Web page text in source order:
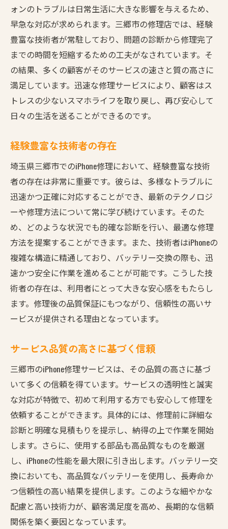
ォンのトラブルは日常生活に大きな影響を与えるため、
早急な対応が求められます。三郷市の修理店では、経験
豊富な技術者が常駐しており、問題の診断から修理完了
までの時間を短縮するための工夫がなされています。そ
の結果、多くの顧客がそのサービスの速さと質の高さに
満足しています。迅速な修理サービスにより、顧客はス
トレスの少ないスマホライフを取り戻し、再び安心して
日々の生活を送ることができるのです。
経験豊富な技術者の存在
埼玉県三郷市でのiPhone修理において、経験豊富な技術
者の存在は非常に重要です。彼らは、多様なトラブルに
迅速かつ正確に対応することができ、最新のテクノロジ
ーや修理方法について常に学び続けています。そのた
め、どのような状況でも的確な診断を行い、最適な修理
方法を提案することができます。また、技術者はiPhoneの
複雑な構造に精通しており、バッテリー交換の際も、迅
速かつ安全に作業を進めることが可能です。こうした技
術者の存在は、利用者にとって大きな安心感をもたらし
ます。修理後の品質保証にもつながり、信頼性の高いサ
ービスが提供される理由となっています。
サービス品質の高さに基づく信頼
三郷市のiPhone修理サービスは、その品質の高さに基づ
いて多くの信頼を得ています。サービスの透明性と誠実
な対応が特徴で、初めて利用する方でも安心して修理を
依頼することができます。具体的には、修理前に詳細な
診断と明確な見積もりを提示し、納得の上で作業を開始
します。さらに、使用する部品も高品質なものを厳選
し、iPhoneの性能を最大限に引き出します。バッテリー交
換においても、高品質なバッテリーを使用し、長寿命か
つ信頼性の高い結果を提供します。このような細やかな
配慮と高い技術力が、顧客満足度を高め、長期的な信頼
関係を築く要因となっています。